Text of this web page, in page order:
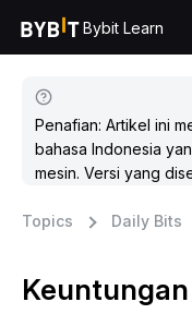
Bybit Learn
Penafian: Artikel ini
bahasa Indonesia
mesin. Versi yang
Topics Daily Bits